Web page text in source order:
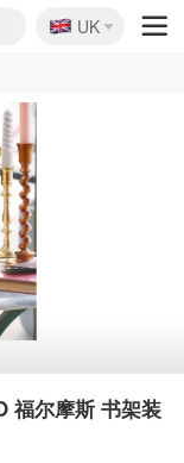
🇬🇧
UK
福尔摩斯 书架装